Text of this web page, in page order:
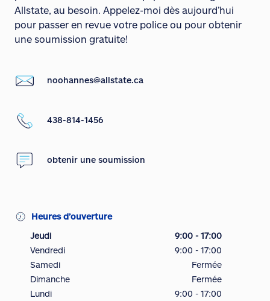
Allstate, au besoin. Appelez-moi dès aujourd’hui
pour passer en revue votre police ou pour obtenir
une soumission gratuite!
noohannes@allstate.ca
438-814-1456
obtenir une soumission
Heures d’ouverture
Jeudi
9:00 - 17:00
Vendredi
9:00 - 17:00
Samedi
Fermée
Dimanche
Fermée
Lundi
9:00 - 17:00